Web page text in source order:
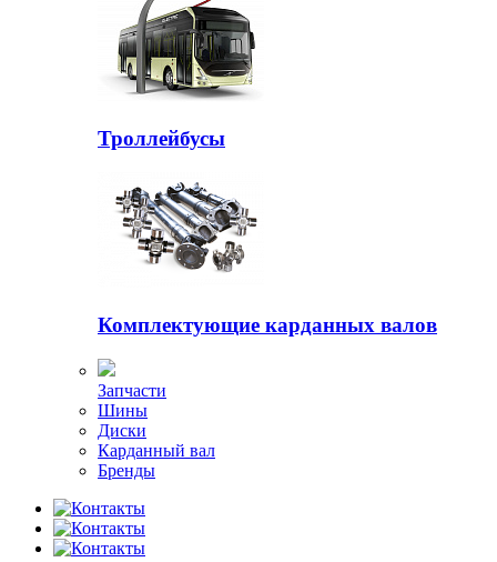
Троллейбусы
Комплектующие карданных валов
Запчасти
Шины
Диски
Карданный вал
Бренды